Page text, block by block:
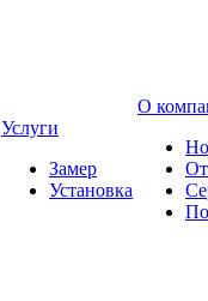
Услуги
Замер
Установка
О